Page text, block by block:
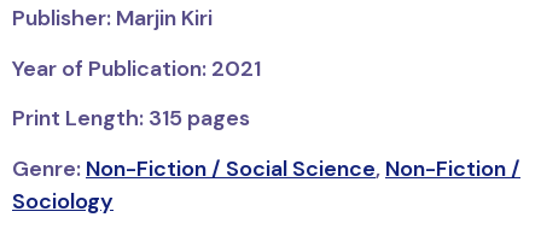
Publisher: Marjin Kiri
Year of Publication: 2021
Print Length: 315 pages
Genre: Non-Fiction / Social Science, Non-Fiction /
Sociology